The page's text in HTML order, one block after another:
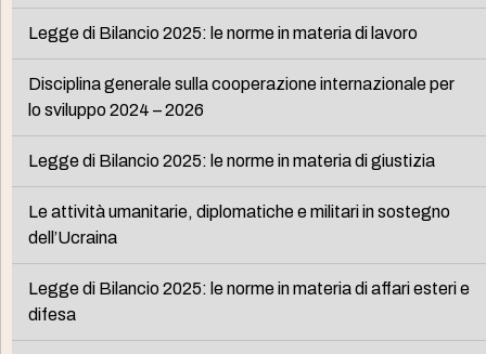
Legge di Bilancio 2025: le norme in materia di lavoro
Disciplina generale sulla cooperazione internazionale per
lo sviluppo 2024 – 2026
Legge di Bilancio 2025: le norme in materia di giustizia
Le attività umanitarie, diplomatiche e militari in sostegno
dell’Ucraina
Legge di Bilancio 2025: le norme in materia di affari esteri e
difesa